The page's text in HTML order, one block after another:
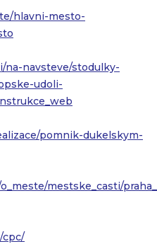
hlavni-mesto-
navsteve/stodulky-
udoli-
pomnik-dukelskym-
mestske_casti/
cpc/